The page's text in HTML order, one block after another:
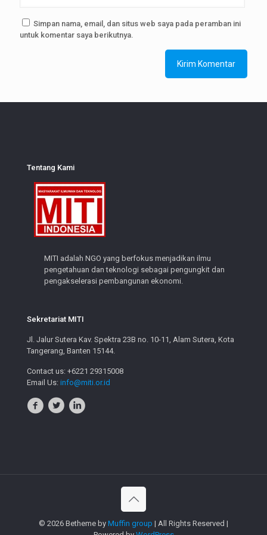
Simpan nama, email, dan situs web saya pada peramban ini
untuk komentar saya berikutnya.
Tentang Kami
MITI adalah NGO yang berfokus menjadikan ilmu
pengetahuan dan teknologi sebagai pengungkit dan
pengakselerasi pembangunan ekonomi.
Sekretariat MITI
Jl. Jalur Sutera Kav. Spektra 23B no. 10-11, Alam Sutera, Kota
Tangerang, Banten 15144.
Contact us: +6221 29315008
Email Us: info@miti.or.id
© 2026 Betheme by Muffin group | All Rights Reserved |